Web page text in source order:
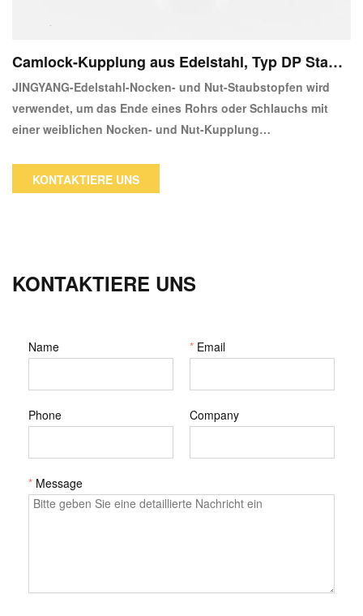
Camlock-Kupplung aus Edelstahl, Typ DP Staub
stopfen
JINGYANG-Edelstahl-Nocken- und Nut-Staubstopfen wird
verwendet, um das Ende eines Rohrs oder Schlauchs mit
einer weiblichen Nocken- und Nut-Kupplung
diesem Typ DP-Camlock-Armatur (Cam and Groove) wird an
eine standardmäßige Nocken- und Nut-Kupplung mit
KONTAKTIERE UNS
KONTAKTIERE UNS
Name * Email
Phone Company
* Message